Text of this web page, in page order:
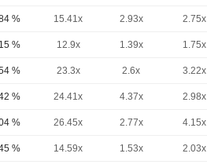
% 15.41x 2.93x 2.75x
% 12.9x 1.39x 1.75x
% 23.3x 2.6x 3.22x
% 24.41x 4.37x 2.98x
% 26.45x 2.77x 4.15x
% 14.59x 1.53x 2.03x